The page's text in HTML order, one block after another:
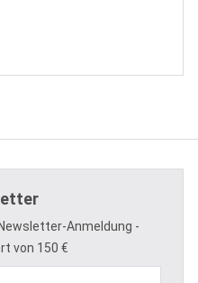
Anmeldung -
von 150 €